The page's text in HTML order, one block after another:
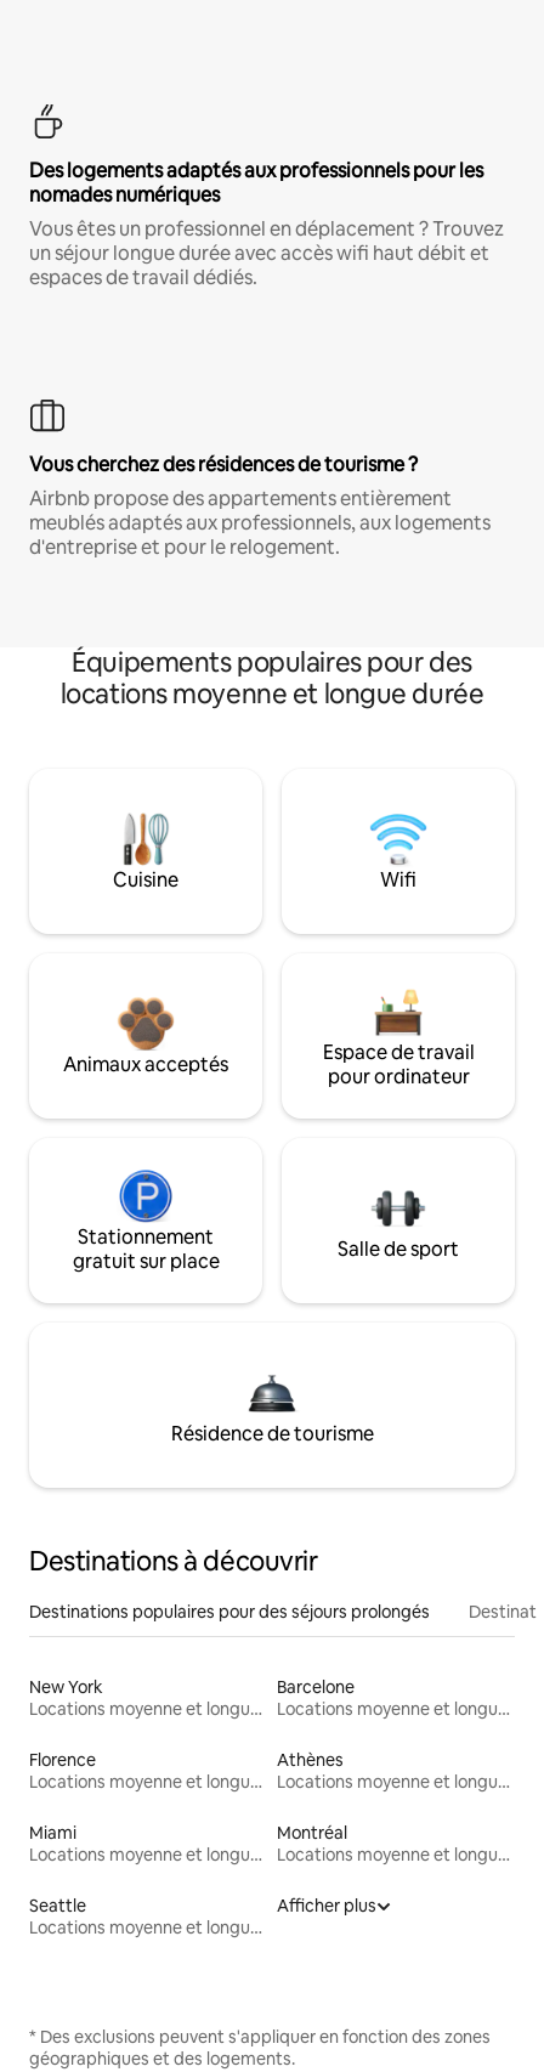
Des logements adaptés aux professionnels pour les
nomades numériques
Vous êtes un professionnel en déplacement ? Trouvez
un séjour longue durée avec accès wifi haut débit et
espaces de travail dédiés.
Vous cherchez des résidences de tourisme ?
Airbnb propose des appartements entièrement
meublés adaptés aux professionnels, aux logements
d'entreprise et pour le relogement.
Équipements populaires pour des
locations moyenne et longue durée
Cuisine Wifi
Animaux acceptés
Espace de travail
pour ordinateur
Stationnement
gratuit sur place
Salle de sport
Résidence de tourisme
Destinations à découvrir
Destinations populaires pour des séjours prolongés
New York
Locations moyenne et longue durée
Barcelone
Locations moyenne et longue durée
Florence
Locations moyenne et longue durée
Athènes
Locations moyenne et longue durée
Miami
Locations moyenne et longue durée
Montréal
Locations moyenne et longue durée
Seattle
Locations moyenne et longue durée
Afficher plus
* Des exclusions peuvent s'appliquer en fonction des zones
géographiques et des logements.